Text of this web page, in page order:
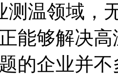
测温领域，
能够解决
的企业并